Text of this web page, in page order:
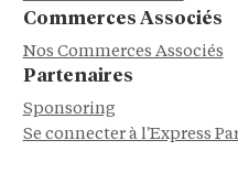
Commerces Associés
Nos Commerces Associés
Partenaires
Sponsoring
Se connecter à l'Express